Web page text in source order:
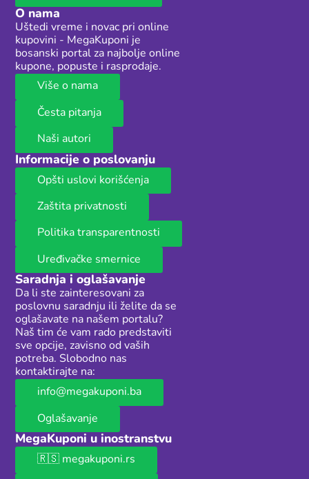
O nama
Uštedi vreme i novac pri online
kupovini - MegaKuponi je
bosanski portal za najbolje online
kupone, popuste i rasprodaje.
Više o nama
Česta pitanja
Naši autori
Informacije o poslovanju
Opšti uslovi korišćenja
Zaštita privatnosti
Politika transparentnosti
Uređivačke smernice
Saradnja i oglašavanje
Da li ste zainteresovani za
poslovnu saradnju ili želite da se
oglašavate na našem portalu?
Naš tim će vam rado predstaviti
sve opcije, zavisno od vaših
potreba. Slobodno nas
kontaktirajte na:
info@megakuponi.ba
Oglašavanje
MegaKuponi u inostranstvu
🇷🇸 megakuponi.rs